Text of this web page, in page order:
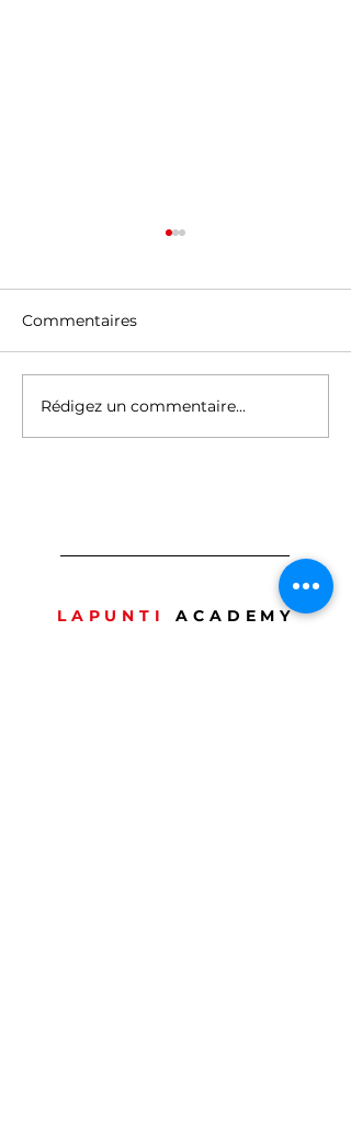
Félicitations à notre
nouvelle promotion M1
Commentaires
Rédigez un commentaire...
LAPUNTI ACADEMY